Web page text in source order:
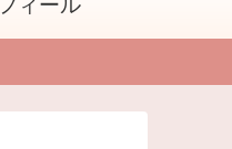
ィール